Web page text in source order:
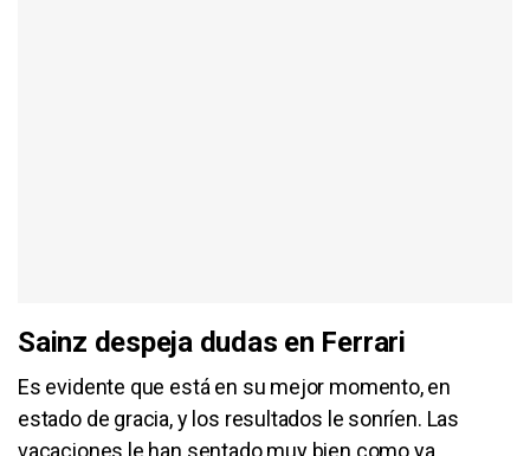
Sainz despeja dudas en Ferrari
Es evidente que está en su mejor momento, en
estado de gracia, y los resultados le sonríen. Las
vacaciones le han sentado muy bien como ya